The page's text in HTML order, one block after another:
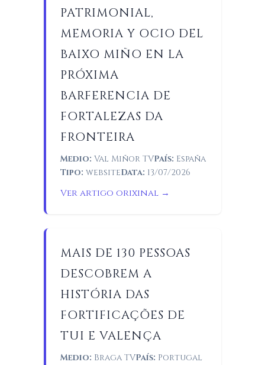
PATRIMONIAL,
MEMORIA Y OCIO DEL
BAIXO MIÑO EN LA
PRÓXIMA
BARFERENCIA DE
FORTALEZAS DA
FRONTEIRA
Medio: Val Miñor TVPaís: España
Tipo: websiteData: 13/07/2026
Ver artigo orixinal →
MAIS DE 130 PESSOAS
DESCOBREM A
HISTÓRIA DAS
FORTIFICAÇÕES DE
TUI E VALENÇA
Medio: Braga TVPaís: Portugal